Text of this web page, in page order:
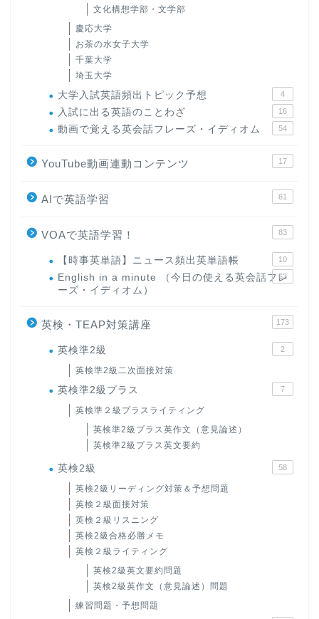
文化構想学部・文学部
慶応大学
お茶の水女子大学
千葉大学
埼玉大学
大学入試英語頻出トピック予想 4
入試に出る英語のことわざ 16
動画で覚える英会話フレーズ・イディオム 54
YouTube動画連動コンテンツ 17
AIで英語学習 61
VOAで英語学習！ 83
【時事英単語】ニュース頻出英単語帳 10
English in a minute （今日の使える英会話フレ
ーズ・イディオム）
63
英検・TEAP対策講座 173
英検準2級 2
英検準2級二次面接対策
英検準2級プラス 7
英検準２級プラスライティング
英検準2級プラス英作文（意見論述）
英検準2級プラス英文要約
英検2級 58
英検2級リーディング対策＆予想問題
英検２級面接対策
英検２級リスニング
英検2級合格必勝メモ
英検２級ライティング
英検2級英文要約問題
英検2級英作文（意見論述）問題
練習問題・予想問題